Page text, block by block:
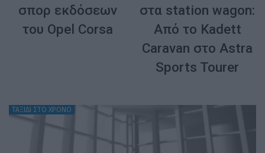
σπορ εκδόσεων
του Opel Corsa
στα station wagon:
Από το Kadett
Caravan στο Astra
Sports Tourer
ΤΑΞΙΔΙ ΣΤΟ ΧΡΟΝΟ